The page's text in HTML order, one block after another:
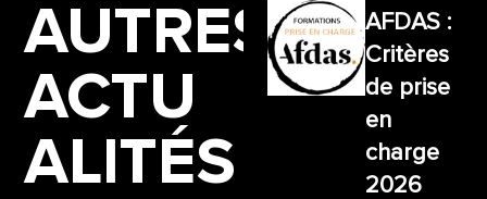
AUTRES
ACTU
ALITÉS
AFDAS :
Critères
de prise
en
charge
2026